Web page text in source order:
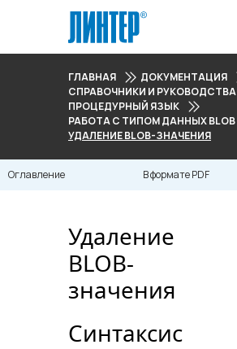
ГЛАВНАЯ
ДОКУМЕНТАЦИЯ
СПРАВОЧНИКИ И РУКОВОДСТВА
ПРОЦЕДУРНЫЙ ЯЗЫК
РАБОТА С ТИПОМ ДАННЫХ BLOB
УДАЛЕНИЕ BLOB-ЗНАЧЕНИЯ
Оглавление В формате PDF
Удаление
BLOB-
значения
Синтаксис